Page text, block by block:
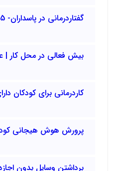
گفتاردرمانی در پاسداران- 5 مرکز برتر
بیش فعالی در محل کار |
کاردرمانی برای کودکان
پرورش هوش هیجانی
برداشتن وسایل بدون